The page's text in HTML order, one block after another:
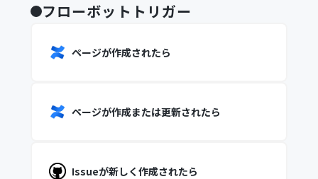
フローボットトリガー
ページが作成されたら
ページが作成または更新されたら
Issueが新しく作成されたら